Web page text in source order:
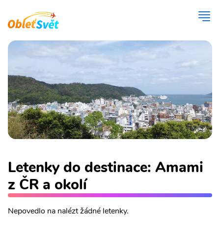
Letenky do destinace: Amami
z ČR a okolí
Nepovedlo na nalézt žádné letenky.